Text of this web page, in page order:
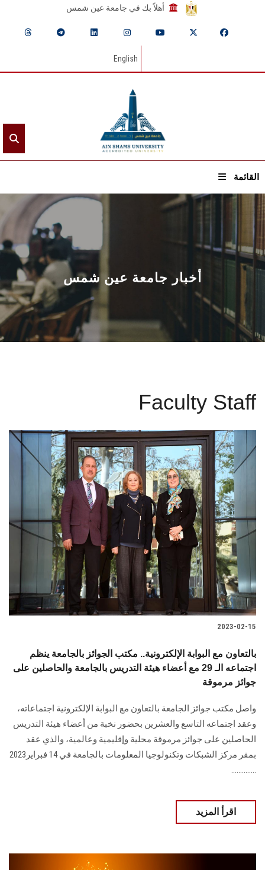
أهلاً بك في جامعة عين شمس
English
القائمة
الرئيسيـة
عن الجامعة
القطاعـات
الشئون الأكاديمية
البحث العلمي
الأنظمة الذكية
الطلاب
هيئة التدريس
الدراسات العليا
الموظفون
سجل الان
أخبار جامعة عين شمس
Faculty Staff
2023-02-15
بالتعاون مع البوابة الإلكترونية.. مكتب الجوائز بالجامعة ينظم
اجتماعه الـ 29 مع أعضاء هيئة التدريس بالجامعة والحاصلين على
جوائز مرموقة
واصل مكتب جوائز الجامعة بالتعاون مع البوابة الإلكترونية اجتماعاته،
وعقد اجتماعه التاسع والعشرين بحضور نخبة من أعضاء هيئة التدريس
الحاصلين على جوائز مرموقة محلية وإقليمية وعالمية، والذي عقد
بمقر مركز الشبكات وتكنولوجيا المعلومات بالجامعة في 14 فبراير2023
..............
اقرأ المزيد